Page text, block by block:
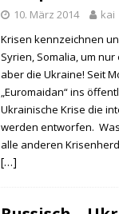
10. März 2014 kai
Krisen kennzeichnen
Syrien, Somalia, um
aber die Ukraine! Seit
„Euromaidan“ ins
Ukrainische Krise die
werden entworfen.
alle anderen
[…]